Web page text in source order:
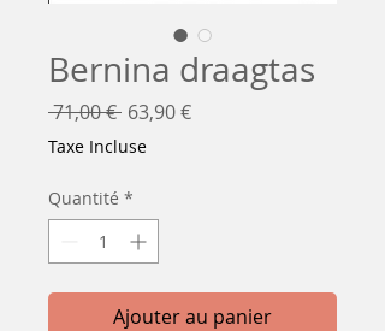
Bernina draagtas
71,00 € Prix
original
63,90 €Prix
Taxe Incluse
Quantité *
Ajouter au panier